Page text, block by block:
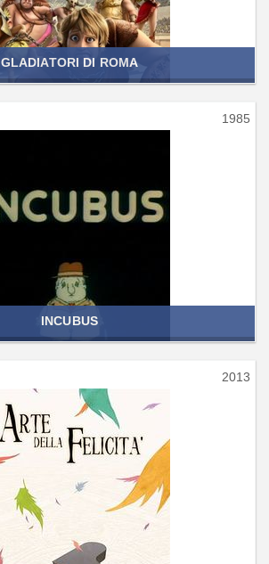
GLADIATORI DI ROMA
1985
INCUBUS
2013